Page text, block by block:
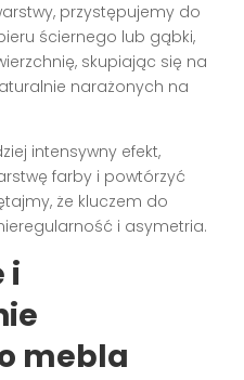
przystępujemy do
ściernego lub gąbki,
skupiając się na
narażonych na
intensywny efekt,
farby i powtórzyć
że kluczem do
i asymetria.
i
mebla